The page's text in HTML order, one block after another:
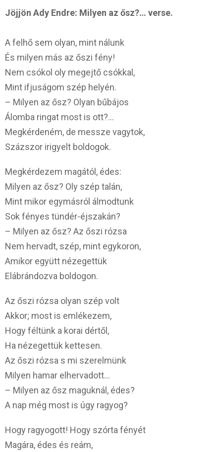
Jöjjön Ady Endre: Milyen az ősz?… verse.
A felhő sem olyan, mint nálunk
És milyen más az őszi fény!
Nem csókol oly megejtő csókkal,
Mint ifjuságom szép helyén.
– Milyen az ősz? Olyan bűbájos
Álomba ringat most is ott?…
Megkérdeném, de messze vagytok,
Százszor irigyelt boldogok.
Megkérdezem magától, édes:
Milyen az ősz? Oly szép talán,
Mint mikor egymásról álmodtunk
Sok fényes tündér-éjszakán?
– Milyen az ősz? Az őszi rózsa
Nem hervadt, szép, mint egykoron,
Amikor együtt nézegettük
Elábrándozva boldogon.
Az őszi rózsa olyan szép volt
Akkor; most is emlékezem,
Hogy féltünk a korai dértől,
Ha nézegettük kettesen.
Az őszi rózsa s mi szerelmünk
Milyen hamar elhervadott…
– Milyen az ősz maguknál, édes?
A nap még most is úgy ragyog?
Hogy ragyogott! Hogy szórta fényét
Magára, édes és reám,